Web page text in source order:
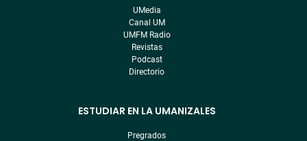
UMedia
Canal UM
UMFM Radio
Revistas
Podcast
Directorio
ESTUDIAR EN LA UMANIZALES
Pregrados